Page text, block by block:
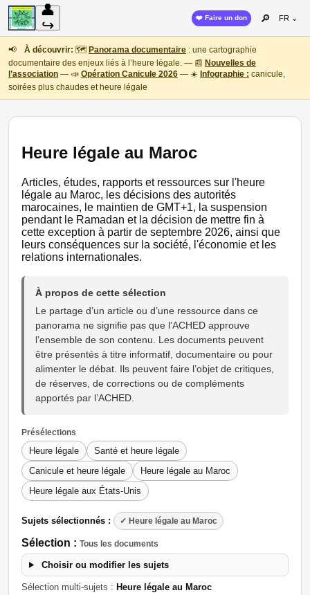
👤
↪
❤️ Faire un don 🔎 FR ⌄
📢 À découvrir: 🗺️ Panorama documentaire : une cartographie
documentaire des enjeux liés à l’heure légale. — 📰 Nouvelles de
l’association — 📣 Opération Canicule 2026 — ☀️ Infographie : canicule,
soirées plus chaudes et heure légale
Heure légale au Maroc
Articles, études, rapports et ressources sur l'heure
légale au Maroc, les décisions des autorités
marocaines, le maintien de GMT+1, la suspension
pendant le Ramadan et la décision de mettre fin à
cette exception à partir de septembre 2026, ainsi que
leurs conséquences sur la société, l'économie et les
relations internationales.
À propos de cette sélection
Le partage d’un article ou d’une ressource dans ce
panorama ne signifie pas que l’ACHED approuve
l’ensemble de son contenu. Les documents peuvent
être présentés à titre informatif, documentaire ou pour
alimenter le débat. Ils peuvent faire l’objet de critiques,
de réserves, de corrections ou de compléments
apportés par l’ACHED.
Présélections
Heure légale
Santé et heure légale
Canicule et heure légale
Heure légale au Maroc
Heure légale aux États-Unis
Sujets sélectionnés : ✓ Heure légale au Maroc
Sélection : Tous les documents
Choisir ou modifier les sujets
Sélection multi-sujets : Heure légale au Maroc